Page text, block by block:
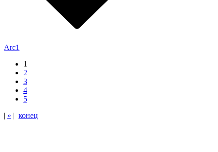
Arc1
1
2
3
4
5
| » | конец